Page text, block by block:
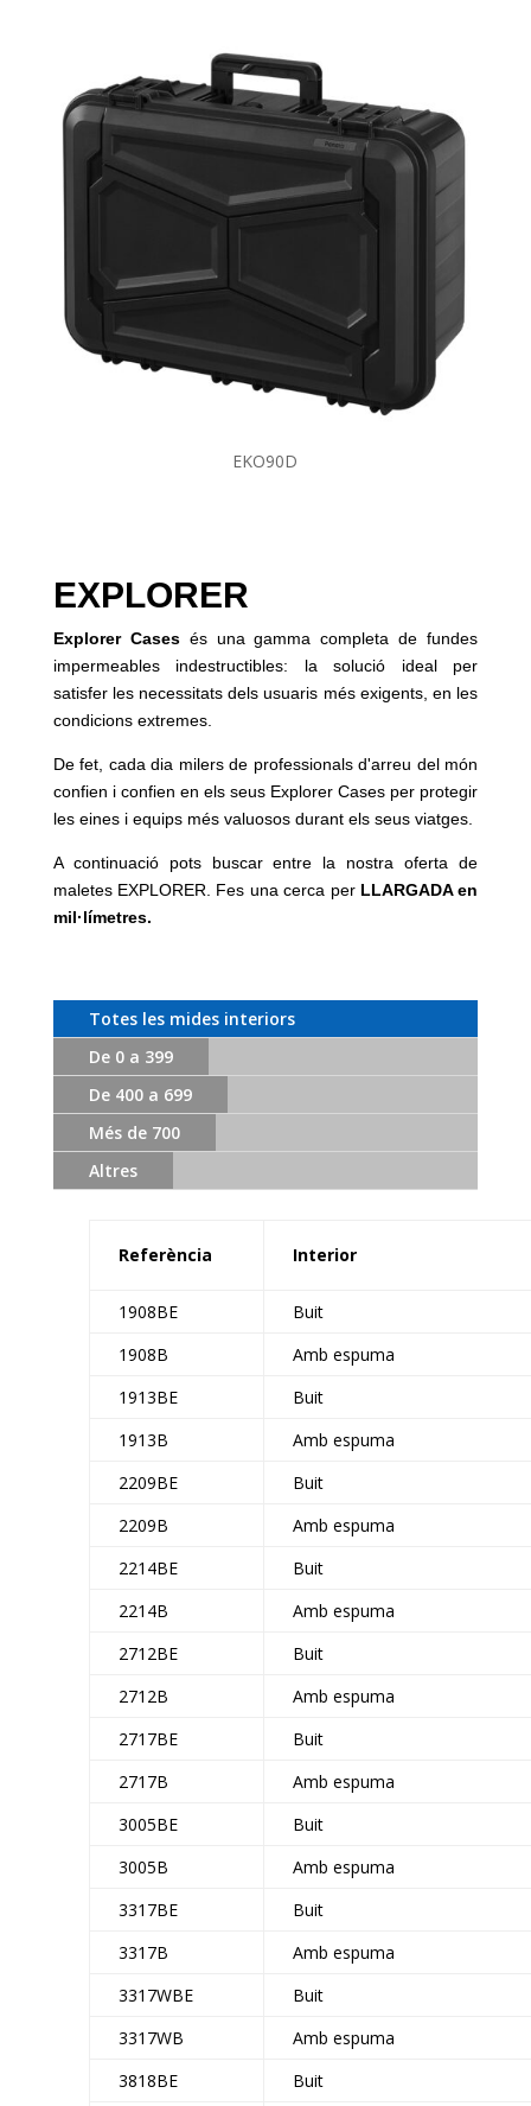
EKO90D
EXPLORER
Explorer Casesés una gamma completa de fundes
impermeables indestructibles: la solució ideal per
satisfer les necessitats dels usuaris més exigents, en les
condicions extremes.
De fet, cada dia milers de professionals d'arreu del món
confien i confien en els seus Explorer Cases per protegir
les eines i equips més valuosos durant els seus viatges.
A continuació pots buscar entre la nostra oferta de
maletes EXPLORER. Fes una cerca per LLARGADA en
mil·límetres.
Totes les mides interiors
De 0 a 399
De 400 a 699
Més de 700
Altres
Referència Interior
1908BE
Buit
1908B
Amb espuma
1913BE
Buit
1913B
Amb espuma
2209BE
Buit
2209B
Amb espuma
2214BE
Buit
2214B
Amb espuma
2712BE
Buit
2712B
Amb espuma
2717BE
Buit
2717B
Amb espuma
3005BE
Buit
3005B
Amb espuma
3317BE
Buit
3317B
Amb espuma
3317WBE
Buit
3317WB
Amb espuma
3818BE
Buit